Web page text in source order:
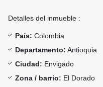
Detalles del inmueble :
País: Colombia
Departamento: Antioquia
Ciudad: Envigado
Zona / barrio: El Dorado